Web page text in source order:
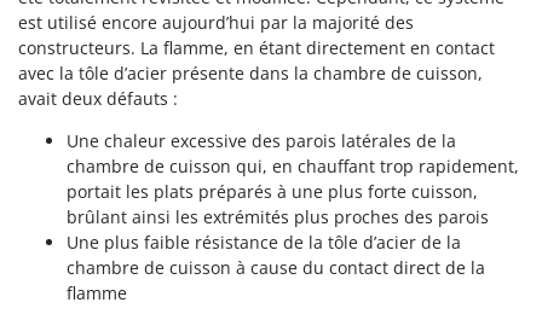
Tondeuses autoportées
Tondeuses débroussailleuses thermiques
Trancheuses
Transpalettes
Treuils de débardage
Tronçonneuses
Vêtements de Sécurité
Lampacrescia - MGM
Landxcape
LAR Casalinghi
Linea VZ
Lisam
Lotusgrill
M.A.I.BO.
est utilisé encore aujourd’hui par la majorité des
constructeurs. La flamme, en étant directement en contact
avec la tôle d’acier présente dans la chambre de cuisson,
avait deux défauts :
Une chaleur excessive des parois latérales de la
chambre de cuisson qui, en chauffant trop rapidement,
portait les plats préparés à une plus forte cuisson,
brûlant ainsi les extrémités plus proches des parois
Une plus faible résistance de la tôle d’acier de la
chambre de cuisson à cause du contact direct de la
flamme